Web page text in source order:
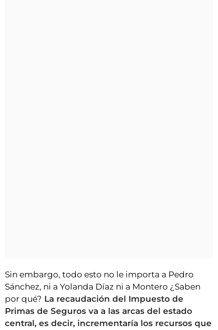
Sin embargo, todo esto no le importa a Pedro
Sánchez, ni a Yolanda Díaz ni a Montero ¿Saben
por qué? La recaudación del Impuesto de
Primas de Seguros va a las arcas del estado
central, es decir, incrementaría los recursos que